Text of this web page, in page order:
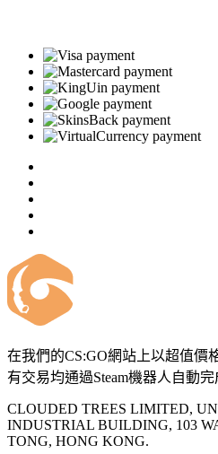
在我們的CS:GO網站上以超值價
有交易均通過Steam機器人自動完
CLOUDED TREES LIMITED,
INDUSTRIAL BUILDING, 103
TONG, HONG KONG.